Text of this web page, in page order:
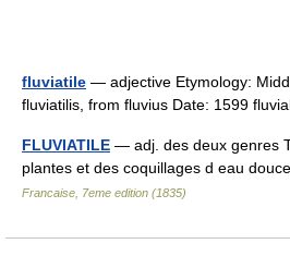
fluviatile — adjective Etymology:
fluviatilis, from fluvius Date: 1599
FLUVIATILE — adj. des deux genres
plantes et des coquillages d eau
Francaise, 7eme edition (1835)